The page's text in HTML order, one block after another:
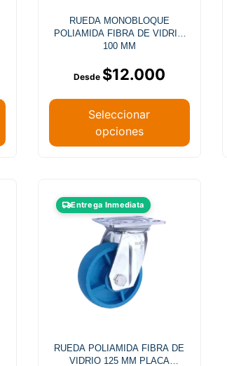
RUEDA MONOBLOQUE
POLIAMIDA FIBRA DE VIDRIO
100 MM
$12.000
Seleccionar
opciones
Entrega Inmediata
RUEDA POLIAMIDA FIBRA DE
VIDRIO 125 MM PLACA